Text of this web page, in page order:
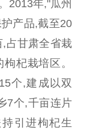
2013年,"瓜州
产品,截至20
占甘肃全省栽
杞栽培区。
个,建成以双
7个,千亩连片
引进枸杞生